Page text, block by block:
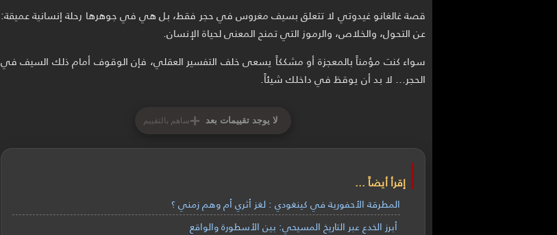
قصة غالغانو غيدوتي لا تتعلق بسيف مغروس في حجر فقط، بل هي في جوهرها رحلة إنسانية عميقة:
عن التحول، والخلاص، والرموز التي تمنح المعنى لحياة الإنسان.
سواء كنت مؤمناً بالمعجزة أو مشككاً يسعى خلف التفسير العقلي، فإن الوقوف أمام ذلك السيف في
الحجر... لا بد أن يوقظ في داخلك شيئاً.
لا يوجد تقييمات بعد +ساهم بالتقييم
إقرأ أيضاً ...
المطرقة الأحفورية في كينغودي : لغز أثري أم وهم زمني ؟
أبرز الخدع عبر التاريخ المسيحي: بين الأسطورة والواقع